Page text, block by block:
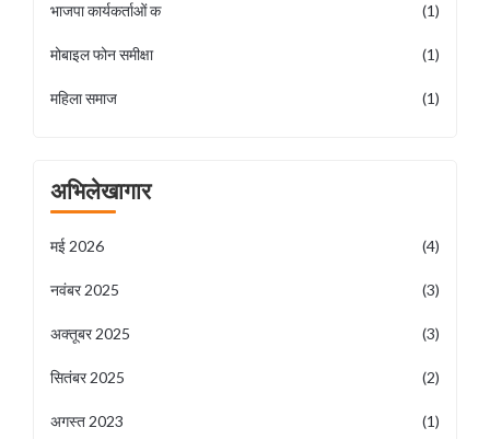
भाजपा कार्यकर्ताओं क (1)
मोबाइल फोन समीक्षा (1)
महिला समाज (1)
अभिलेखागार
मई 2026 (4)
नवंबर 2025 (3)
अक्तूबर 2025 (3)
सितंबर 2025 (2)
अगस्त 2023 (1)